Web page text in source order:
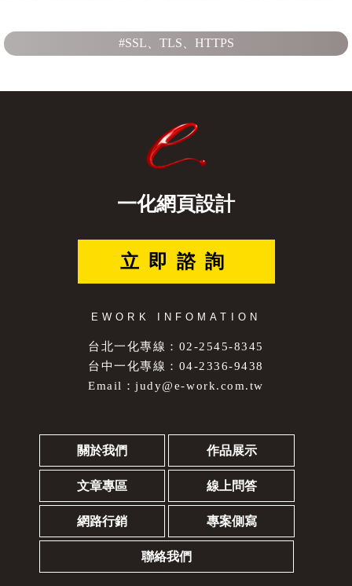
#SSL、TLS、HTTPS
一化網頁設計
立即諮詢
EWORK INFOMATION
台北一化專線：02-2545-8345
台中一化專線：04-2336-9438
Email：judy@e-work.com.tw
關於我們 作品展示
文章專區 線上問答
網路行銷 專案側寫
聯絡我們